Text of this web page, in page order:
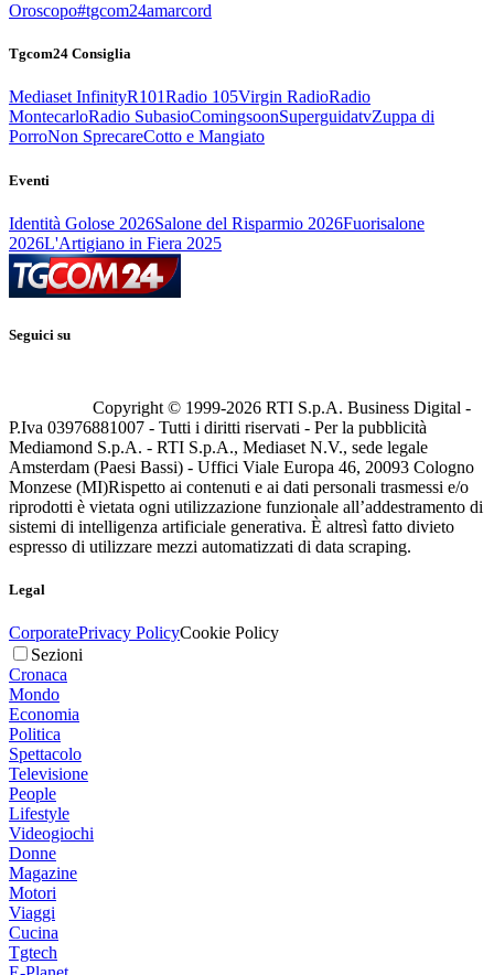
Oroscopo#tgcom24amarcord
Tgcom24 Consiglia
Mediaset InfinityR101Radio 105Virgin RadioRadio
MontecarloRadio SubasioComingsoonSuperguidatvZuppa di
PorroNon SprecareCotto e Mangiato
Eventi
Identità Golose 2026Salone del Risparmio 2026Fuorisalone
2026L'Artigiano in Fiera 2025
Seguici su
Copyright © 1999-2026 RTI S.p.A. Business Digital -
P.Iva 03976881007 - Tutti i diritti riservati - Per la pubblicità
Mediamond S.p.A. - RTI S.p.A., Mediaset N.V., sede legale
Amsterdam (Paesi Bassi) - Uffici Viale Europa 46, 20093 Cologno
Monzese (MI)Rispetto ai contenuti e ai dati personali trasmessi e/o
riprodotti è vietata ogni utilizzazione funzionale all’addestramento di
sistemi di intelligenza artificiale generativa. È altresì fatto divieto
espresso di utilizzare mezzi automatizzati di data scraping.
Legal
CorporatePrivacy PolicyCookie Policy
Sezioni
Cronaca
Mondo
Economia
Politica
Spettacolo
Televisione
People
Lifestyle
Videogiochi
Donne
Magazine
Motori
Viaggi
Cucina
Tgtech